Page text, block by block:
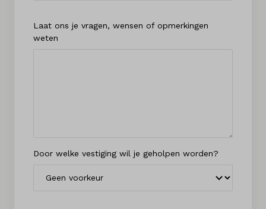
Laat ons je vragen, wensen of opmerkingen
weten
Door welke vestiging wil je geholpen worden?